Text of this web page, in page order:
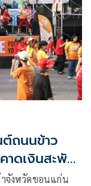
ถนนข้าว
าดเงินสะพัด
จังหวัดขอนแก่น